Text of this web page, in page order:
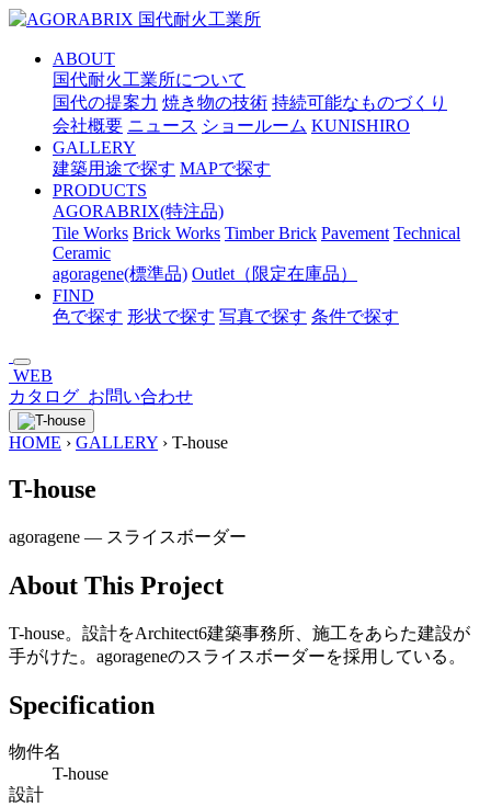
メ
ABOUT
国代耐火工業所について
国代の提案力 焼き物の技術 持続可能なものづくり
会社概要 ニュース ショールーム KUNISHIRO
GALLERY
建築用途で探す MAPで探す
PRODUCTS
AGORABRIX(特注品)
Tile Works Brick Works Timber Brick Pavement Technical
Ceramic
agoragene(標準品) Outlet（限定在庫品）
FIND
色で探す 形状で探す 写真で探す 条件で探す
WEB
カタログ お問い合わせ
HOME › GALLERY › T-house
T-house
agoragene ― スライスボーダー
About This Project
T-house。設計をArchitect6建築事務所、施工をあらた建設が
手がけた。agorageneのスライスボーダーを採用している。
Specification
物件名
T-house
設計